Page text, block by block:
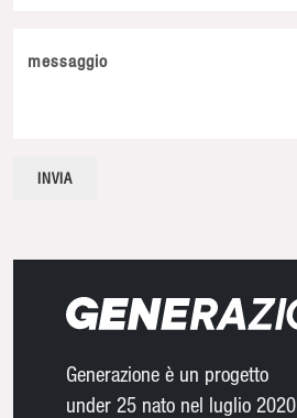
messaggio
Generazione è un progetto
under 25 nato nel luglio 2020